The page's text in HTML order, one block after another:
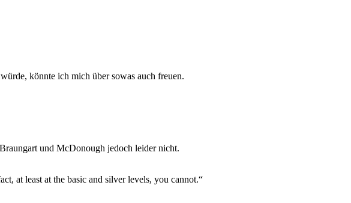
könnte ich mich über sowas auch freuen.
und McDonough jedoch leider nicht.
at least at the basic and silver levels, you cannot.“